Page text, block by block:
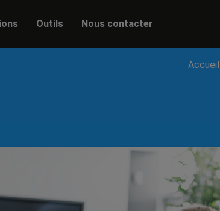
Outils Nous contacter
Accueil